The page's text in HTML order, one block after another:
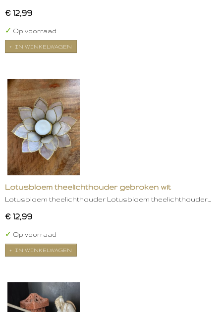
€ 12,99
✓ Op voorraad
IN WINKELWAGEN
Lotusbloem theelichthouder gebroken wit
Lotusbloem theelichthouder Lotusbloem theelichthouder…
€ 12,99
✓ Op voorraad
IN WINKELWAGEN